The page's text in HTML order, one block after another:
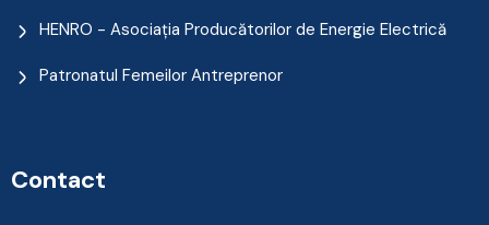
HENRO - Asociația Producătorilor de Energie Electrică
Patronatul Femeilor Antreprenor
Contact